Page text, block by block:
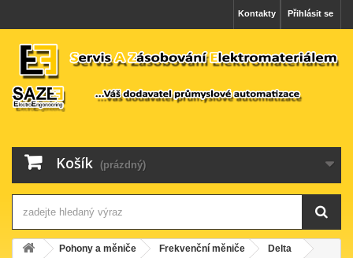
Přihlásit se
Kontakty
Košík (prázdný)
Pohony a měniče Frekvenční měniče
Delta